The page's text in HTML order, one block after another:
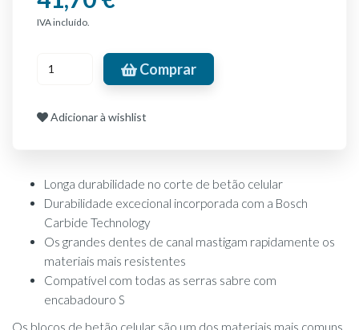
IVA incluído.
Comprar
Adicionar à wishlist
Longa durabilidade no corte de betão celular
Durabilidade excecional incorporada com a Bosch
Carbide Technology
Os grandes dentes de canal mastigam rapidamente os
materiais mais resistentes
Compatível com todas as serras sabre com
encabadouro S